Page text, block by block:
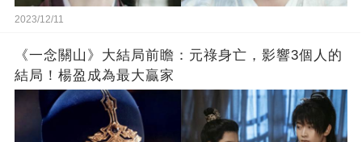
2023/12/11
《一念關山》大結局前瞻：元祿身亡，影響3個人的
結局！楊盈成為最大贏家